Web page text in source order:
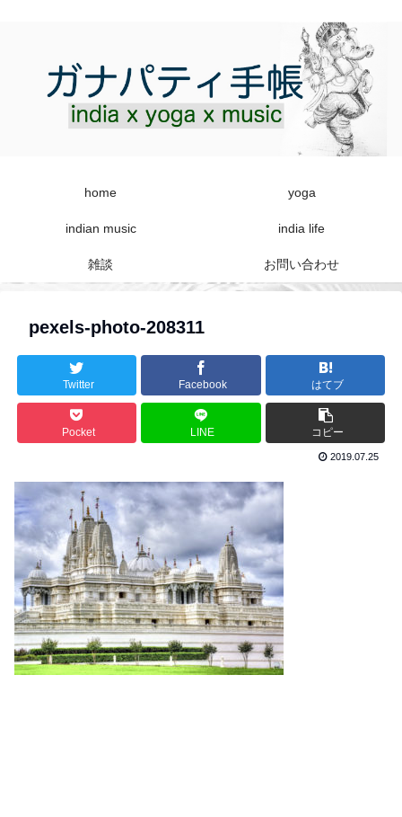
home yoga
indian music india life
雑談 お問い合わせ
pexels-photo-208311
Twitter Facebook はてブ
Pocket LINE コピー
2019.07.25